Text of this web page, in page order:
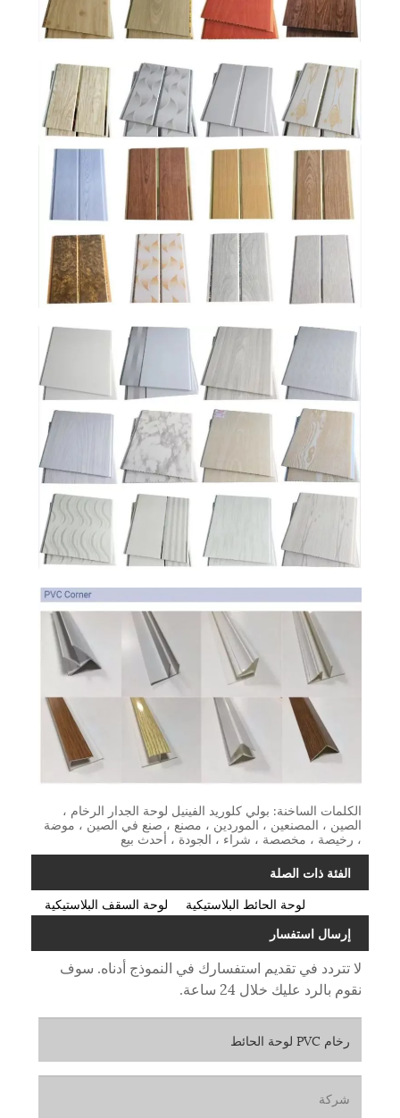
الكلمات الساخنة: بولي كلوريد الفينيل لوحة الجدار الرخام ،
الصين ، المصنعين ، الموردين ، مصنع ، صنع في الصين ، موضة
، رخيصة ، مخصصة ، شراء ، الجودة ، أحدث بيع
الفئة ذات الصلة
لوحة السقف البلاستيكية
لوحة الحائط البلاستيكية
إرسال استفسار
لا تتردد في تقديم استفسارك في النموذج أدناه. سوف
نقوم بالرد عليك خلال 24 ساعة.